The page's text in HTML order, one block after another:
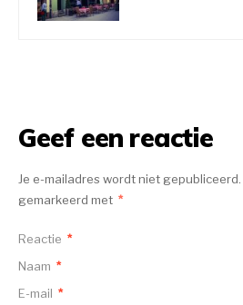
Geef een reactie
Je e-mailadres wordt niet gepubliceerd.
gemarkeerd met *
Reactie *
Naam *
E-mail *